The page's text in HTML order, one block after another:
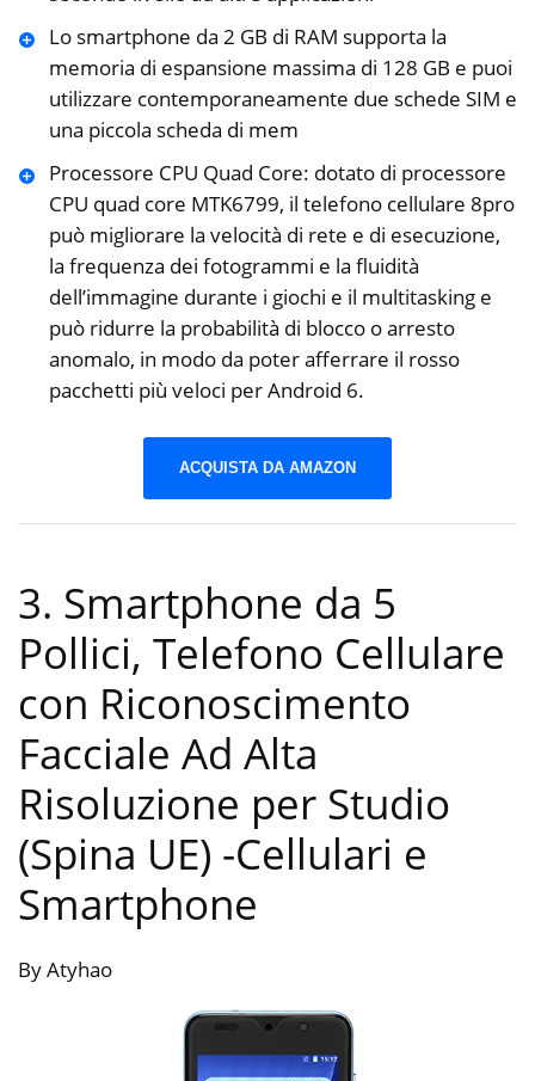
Lo smartphone da 2 GB di RAM supporta la
memoria di espansione massima di 128 GB e puoi
utilizzare contemporaneamente due schede SIM e
una piccola scheda di mem
Processore CPU Quad Core: dotato di processore
CPU quad core MTK6799, il telefono cellulare 8pro
può migliorare la velocità di rete e di esecuzione,
la frequenza dei fotogrammi e la fluidità
dell’immagine durante i giochi e il multitasking e
può ridurre la probabilità di blocco o arresto
anomalo, in modo da poter afferrare il rosso
pacchetti più veloci per Android 6.
ACQUISTA DA AMAZON
3. Smartphone da 5
Pollici, Telefono Cellulare
con Riconoscimento
Facciale Ad Alta
Risoluzione per Studio
(Spina UE) -Cellulari e
Smartphone
By Atyhao